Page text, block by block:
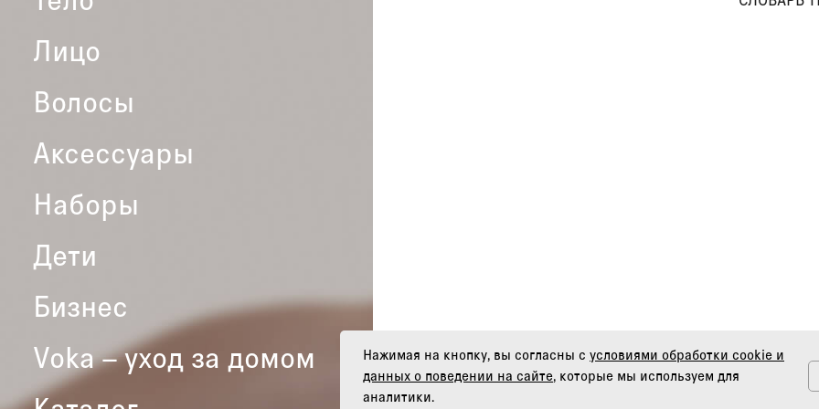
Лицо
Волосы
Аксессуары
Наборы
Дети
Бизнес
Voka – уход за домом
Нажимая на кнопку, вы согласны с условиями обработки cookie и
данных о поведении на сайте, которые мы используем для
аналитики.